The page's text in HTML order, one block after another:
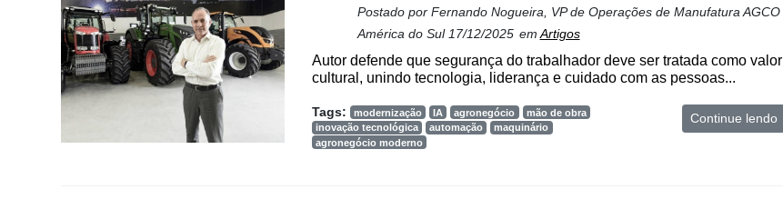
Postado por Fernando Nogueira, VP de Operações de Manufatura AGCO
América do Sul 17/12/2025 em Artigos
Autor defende que segurança do trabalhador deve ser tratada como valor
cultural, unindo tecnologia, liderança e cuidado com as pessoas...
Tags: modernização IA agronegócio
mão de obra
inovação tecnológica
automação
maquinário
agronegócio moderno
Continue lendo